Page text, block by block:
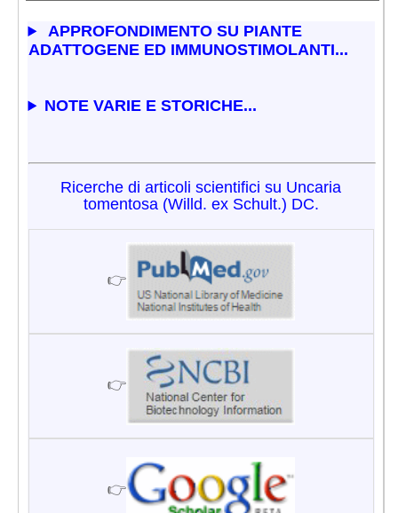
APPROFONDIMENTO SU PIANTE
ADATTOGENE ED IMMUNOSTIMOLANTI...
NOTE VARIE E STORICHE...
Ricerche di articoli scientifici su Uncaria
tomentosa (Willd. ex Schult.) DC.
👉
👉
👉